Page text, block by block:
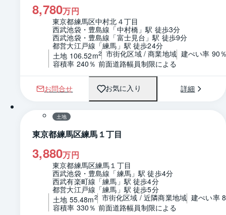
8,780万円
東京都練馬区中村北４丁目
西武池袋・豊島線「中村橋」駅 徒歩3分
西武池袋・豊島線「富士見台」駅 徒歩9分
都営大江戸線「練馬」駅 徒歩24分
土地 106.52m2 市街化区域 / 商業地域 建ぺい率 90
容積率 240％ 前面道路幅員制限による
お問合せ お気に入り 詳細
1 / 0 区画図
土地
東京都練馬区練馬１丁目
3,880万円
東京都練馬区練馬１丁目
西武池袋・豊島線「練馬」駅 徒歩4分
西武有楽町線「練馬」駅 徒歩4分
都営大江戸線「練馬」駅 徒歩5分
土地 55.48m2 市街化区域 / 近隣商業地域 建ぺい率
容積率 330％ 前面道路幅員制限による